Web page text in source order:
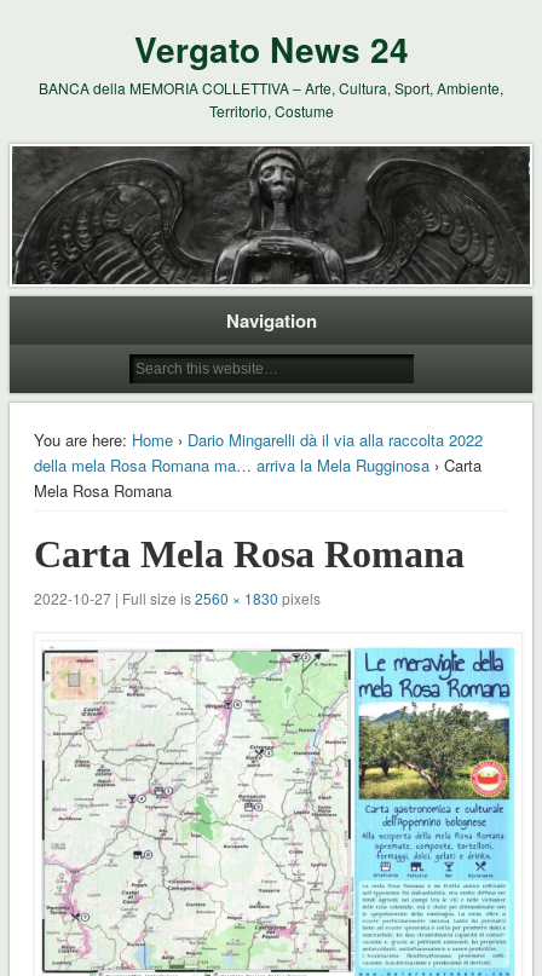
Vergato News 24
BANCA della MEMORIA COLLETTIVA – Arte, Cultura, Sport, Ambiente,
Territorio, Costume
Navigation
You are here: Home› Dario Mingarelli dà il via alla raccolta 2022
della mela Rosa Romana ma… arriva la Mela Rugginosa› Carta
Mela Rosa Romana
Carta Mela Rosa Romana
2022-10-27 | Full size is2560 × 1830 pixels